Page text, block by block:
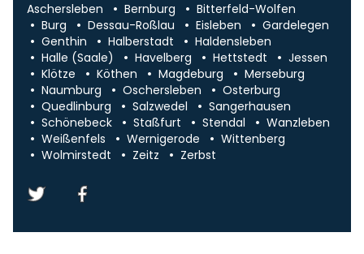
Aschersleben Bernburg
Bitterfeld-Wolfen
Burg
Dessau-Roßlau Eisleben
Gardelegen
Genthin
Halberstadt
Haldensleben
Halle (Saale)
Havelberg Hettstedt
Jessen
Klötze
Köthen Magdeburg
Merseburg
Naumburg
Oschersleben
Osterburg
Quedlinburg
Salzwedel
Sangerhausen
Schönebeck
Staßfurt Stendal
Wanzleben
Weißenfels
Wernigerode
Wittenberg
Wolmirstedt
Zeitz Zerbst